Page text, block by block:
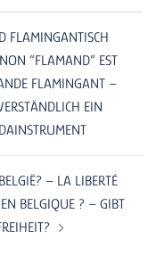
FLAMINGANTISCH
“FLAMAND” EST
FLAMINGANT –
EIN
– LA LIBERTÉ
EN BELGIQUE ? – GIBT